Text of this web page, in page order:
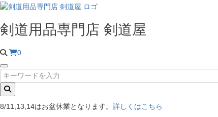
剣道用品専門店 剣道屋
0
8/11,13,14はお盆休業となります。 詳しくはこちら